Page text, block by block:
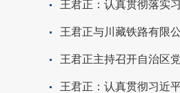
王君正与川藏铁路有限
王君正主持召开自治区